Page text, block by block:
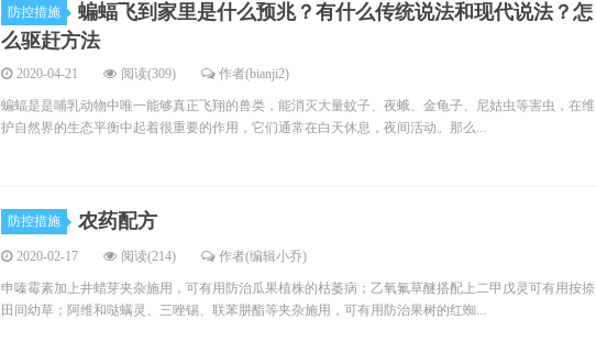
防控措施
蝙蝠飞到家里是什么预兆？有什么传统说法和现代说法？怎
么驱赶方法
2020-04-21 阅读(309) 作者(bianji2)
蝙蝠是是哺乳动物中唯一能够真正飞翔的兽类，能消灭大量蚊子、夜蛾、金龟子、尼姑虫等害虫，在维
护自然界的生态平衡中起着很重要的作用，它们通常在白天休息，夜间活动。那么...
防控措施 农药配方
2020-02-17 阅读(214) 作者(编辑小乔)
申嗪霉素加上井蜡芽夹杂施用，可有用防治瓜果植株的枯萎病；乙氧氟草醚搭配上二甲戊灵可有用按捺
田间幼草；阿维和哒螨灵、三唑锡、联苯肼酯等夹杂施用，可有用防治果树的红蜘...